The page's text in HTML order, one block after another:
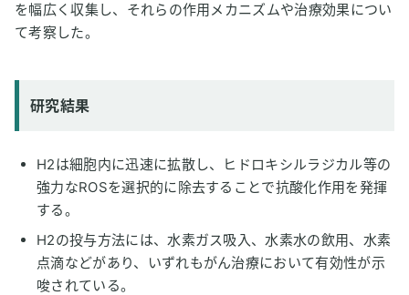
を幅広く収集し、それらの作用メカニズムや治療効果につい
て考察した。
研究結果
H2は細胞内に迅速に拡散し、ヒドロキシルラジカル等の
強力なROSを選択的に除去することで抗酸化作用を発揮
する。
H2の投与方法には、水素ガス吸入、水素水の飲用、水素
点滴などがあり、いずれもがん治療において有効性が示
唆されている。